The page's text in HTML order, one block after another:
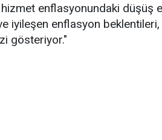
enflasyonundaki düşüş
iyileşen enflasyon beklentileri,
gösteriyor."